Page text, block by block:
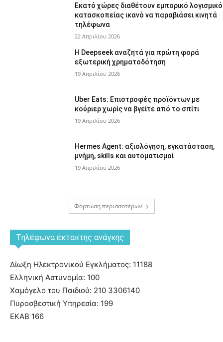
Εκατό χώρες διαθέτουν εμπορικό λογισμικό
κατασκοπείας ικανό να παραβιάσει κινητά
τηλέφωνα
22 Απριλίου 2026
Η Deepseek αναζητά για πρώτη φορά
εξωτερική χρηματοδότηση
19 Απριλίου 2026
Uber Eats: Επιστροφές προϊόντων με
κούριερ χωρίς να βγείτε από το σπίτι
19 Απριλίου 2026
Hermes Agent: αξιολόγηση, εγκατάσταση,
μνήμη, skills και αυτοματισμοί
19 Απριλίου 2026
Φόρτωση περισσοτέρων
Tηλέφωνα έκτακτης ανάγκης
Δίωξη Ηλεκτρονικού Εγκλήματος: 11188
Ελληνική Αστυνομία: 100
Χαμόγελο του Παιδιού: 210 3306140
Πυροσβεστική Υπηρεσία: 199
ΕΚΑΒ 166